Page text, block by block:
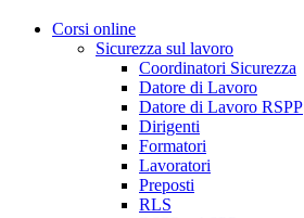
Corsi online
Sicurezza sul lavoro
Coordinatori Sicurezza
Datore di Lavoro
Datore di Lavoro RSPP
Dirigenti
Formatori
Lavoratori
Preposti
RLS